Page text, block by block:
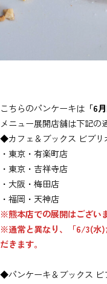
こちらのパンケーキは 「6
メニュー展開店舗は下記の
◆カフェ＆ブックス ビブリ
・東京・有楽町店
・東京・吉祥寺店
・大阪・梅田店
・福岡・天神店
※熊本店での展開はござい
※通常と異なり、「6/3(水
だきます。
◆パンケーキ＆ブックス ビ